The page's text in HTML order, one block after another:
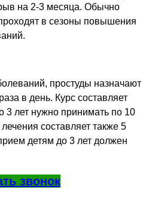
на 2-3 месяца. Обычно
в сезоны повышения
простуды назначают
в день. Курс составляет
3 лет нужно принимать по 10
составляет также 5
детям до 3 лет должен
звонок